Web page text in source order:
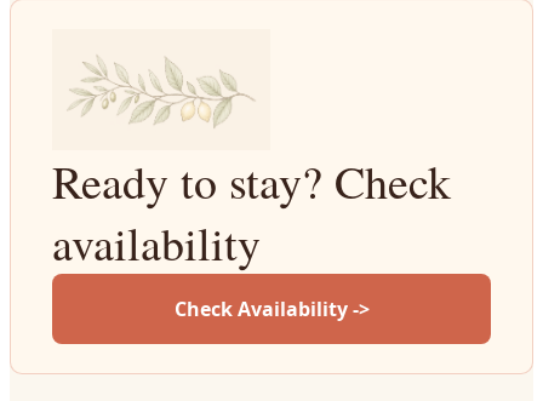
Ready to stay? Check
availability
Check Availability ->